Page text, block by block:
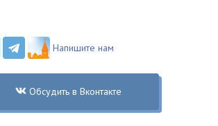
Напишите нам
Обсудить в Вконтакте